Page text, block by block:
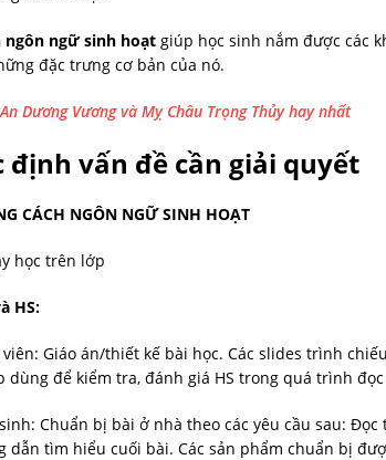
ngôn ngữ sinh hoạt giúp học sinh nắm được các
đặc trưng cơ bản của nó.
Dương Vương và Mỵ Châu Trọng Thủy hay nhất
định vấn đề cần giải quyết
CÁCH NGÔN NGỮ SINH HOẠT
học trên lớp
HS:
Giáo án/thiết kế bài học. Các slides trình
dùng để kiểm tra, đánh giá HS trong quá trình
Chuẩn bị bài ở nhà theo các yêu cầu sau:
dẫn tìm hiểu cuối bài. Các sản phẩm chuẩn bị